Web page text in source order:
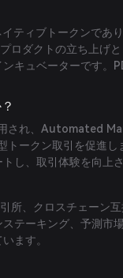
ティブトークンであ
ロダクトの立ち上げ
キュベーターです。
が付与され、各取引
保有者に即時再分配さ
され、Automated
トークン取引を促進し
し、取引体験を向上
所、クロスチェーン
テーキング、予測市
ます。